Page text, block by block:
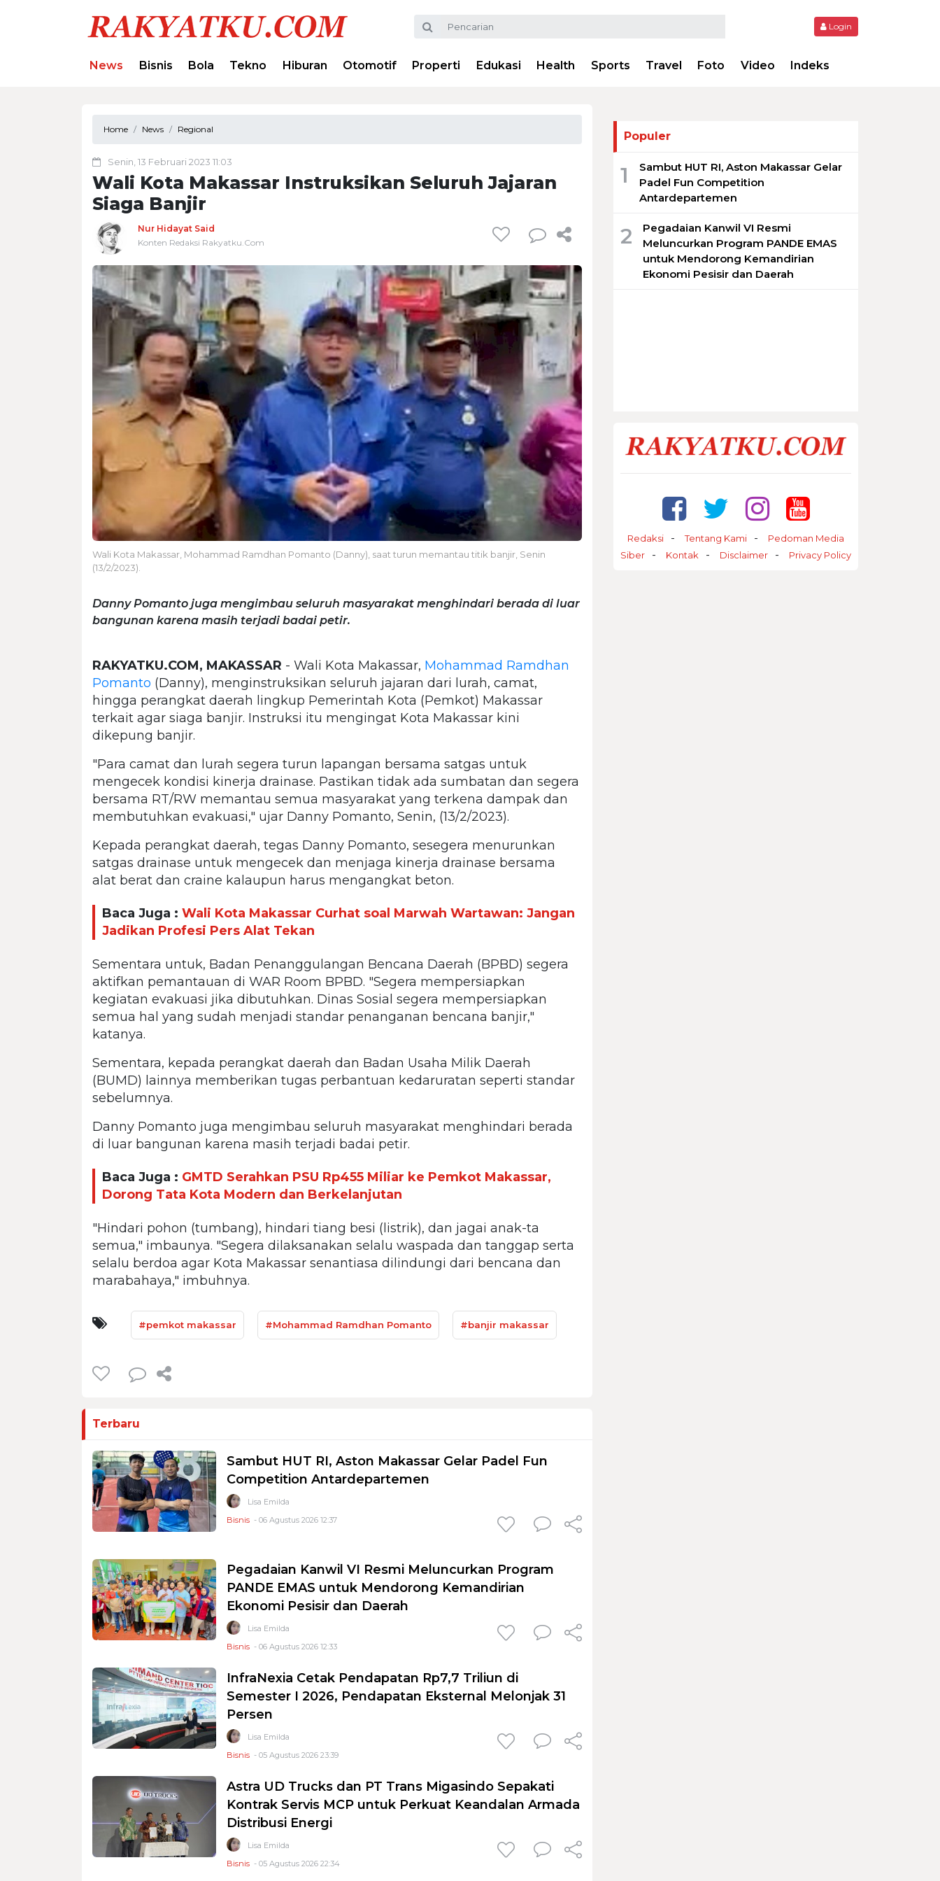
Login
News Bisnis Bola Tekno Hiburan Otomotif Properti Edukasi Health Sports Travel Foto Video Indeks
Home News Regional
Senin, 13 Februari 2023 11:03
Wali Kota Makassar Instruksikan Seluruh Jajaran
Siaga Banjir
Nur Hidayat Said
Konten Redaksi Rakyatku.Com
Wali Kota Makassar, Mohammad Ramdhan Pomanto (Danny), saat turun memantau titik banjir, Senin
(13/2/2023).
Danny Pomanto juga mengimbau seluruh masyarakat menghindari berada di luar
bangunan karena masih terjadi badai petir.
RAKYATKU.COM, MAKASSAR - Wali Kota Makassar, Mohammad Ramdhan
Pomanto (Danny), menginstruksikan seluruh jajaran dari lurah, camat,
hingga perangkat daerah lingkup Pemerintah Kota (Pemkot) Makassar
terkait agar siaga banjir. Instruksi itu mengingat Kota Makassar kini
dikepung banjir.
"Para camat dan lurah segera turun lapangan bersama satgas untuk
mengecek kondisi kinerja drainase. Pastikan tidak ada sumbatan dan segera
bersama RT/RW memantau semua masyarakat yang terkena dampak dan
membutuhkan evakuasi," ujar Danny Pomanto, Senin, (13/2/2023).
Kepada perangkat daerah, tegas Danny Pomanto, sesegera menurunkan
satgas drainase untuk mengecek dan menjaga kinerja drainase bersama
alat berat dan craine kalaupun harus mengangkat beton.
Baca Juga : Wali Kota Makassar Curhat soal Marwah Wartawan: Jangan
Jadikan Profesi Pers Alat Tekan
Sementara untuk, Badan Penanggulangan Bencana Daerah (BPBD) segera
aktifkan pemantauan di WAR Room BPBD. "Segera mempersiapkan
kegiatan evakuasi jika dibutuhkan. Dinas Sosial segera mempersiapkan
semua hal yang sudah menjadi standar penanganan bencana banjir,"
katanya.
Sementara, kepada perangkat daerah dan Badan Usaha Milik Daerah
(BUMD) lainnya memberikan tugas perbantuan kedaruratan seperti standar
sebelumnya.
Danny Pomanto juga mengimbau seluruh masyarakat menghindari berada
di luar bangunan karena masih terjadi badai petir.
Baca Juga : GMTD Serahkan PSU Rp455 Miliar ke Pemkot Makassar,
Dorong Tata Kota Modern dan Berkelanjutan
"Hindari pohon (tumbang), hindari tiang besi (listrik), dan jagai anak-ta
semua," imbaunya. "Segera dilaksanakan selalu waspada dan tanggap serta
selalu berdoa agar Kota Makassar senantiasa dilindungi dari bencana dan
marabahaya," imbuhnya.
#pemkot makassar #Mohammad Ramdhan Pomanto #banjir makassar
Terbaru
Sambut HUT RI, Aston Makassar Gelar Padel Fun
Competition Antardepartemen
Lisa Emilda
Bisnis - 06 Agustus 2026 12:37
Pegadaian Kanwil VI Resmi Meluncurkan Program
PANDE EMAS untuk Mendorong Kemandirian
Ekonomi Pesisir dan Daerah
Lisa Emilda
Bisnis - 06 Agustus 2026 12:33
InfraNexia Cetak Pendapatan Rp7,7 Triliun di
Semester I 2026, Pendapatan Eksternal Melonjak 31
Persen
Lisa Emilda
Bisnis - 05 Agustus 2026 23:39
Astra UD Trucks dan PT Trans Migasindo Sepakati
Kontrak Servis MCP untuk Perkuat Keandalan Armada
Distribusi Energi
Lisa Emilda
Bisnis - 05 Agustus 2026 22:34
Populer
1
Sambut HUT RI, Aston Makassar Gelar
Padel Fun Competition
Antardepartemen
2
Pegadaian Kanwil VI Resmi
Meluncurkan Program PANDE EMAS
untuk Mendorong Kemandirian
Ekonomi Pesisir dan Daerah
Redaksi Tentang Kami
Pedoman Media
Siber
Kontak Disclaimer Privacy Policy